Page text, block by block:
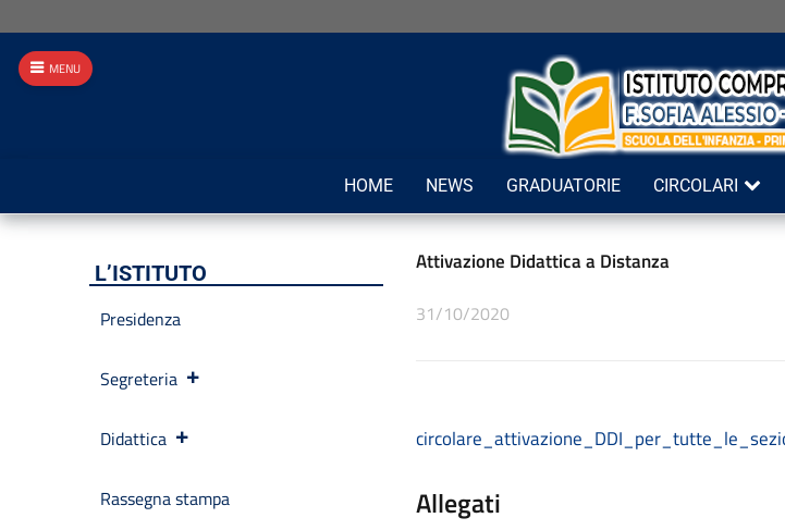
HOME NEWS GRADUATORIE CIRCOLARI
Attivazione Didattica a Distanza
31/10/2020
Allegati
L’ISTITUTO
Presidenza
Segreteria
Didattica
Rassegna stampa
MENU